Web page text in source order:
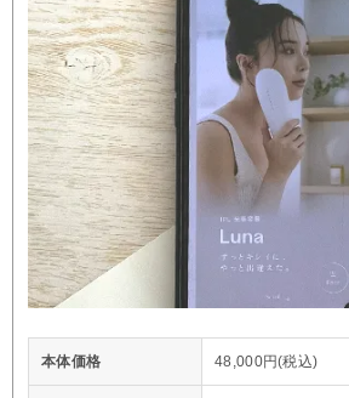
本体価格 48,000円(税込)